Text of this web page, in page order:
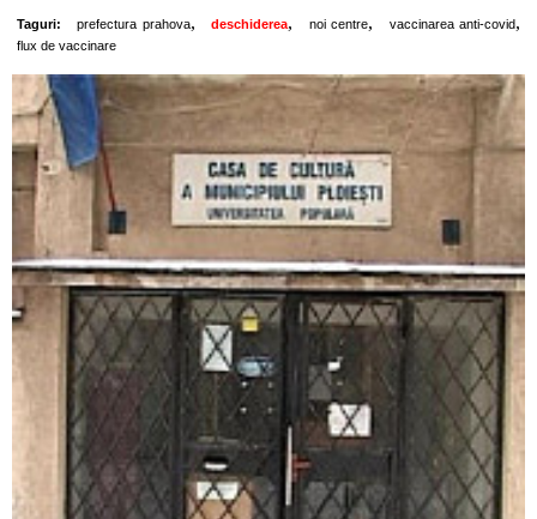
Taguri: prefectura prahova, deschiderea, noi centre, vaccinarea anti-covid,
flux de vaccinare